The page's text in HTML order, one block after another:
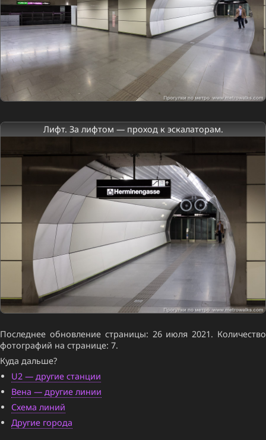
Лифт. За лифтом — проход к эскалаторам.
Последнее обновление страницы: 26 июля 2021. Количество
фотографий на странице: 7.
Куда дальше?
U2 — другие станции
Вена — другие линии
Схема линий
Другие города